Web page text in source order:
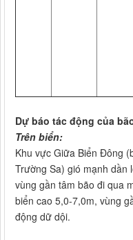
Dự báo tác động của
Trên biển:
Khu vực Giữa Biển Đông
Trường Sa) gió mạnh dần
vùng gần tâm bão đi qua
biển cao 5,0-7,0m, vùng
động dữ dội.